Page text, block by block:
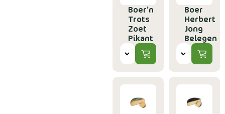
Boer’n
Trots
Zoet
Pikant
Boer
Herbert
Jong
Belegen